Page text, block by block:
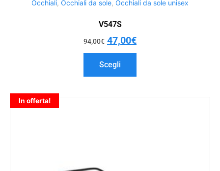
Occhiali, Occhiali da sole, Occhiali da sole unisex
V547S
94,00€ 47,00€
Scegli
In offerta!